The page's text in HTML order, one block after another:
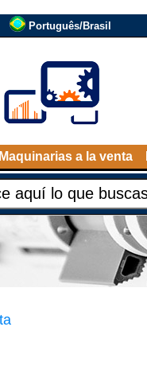
Português/Brasil
a la venta